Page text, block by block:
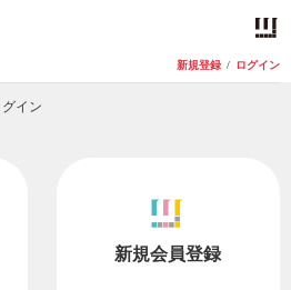
新規登録 / ログイン
イン
新規会員登録